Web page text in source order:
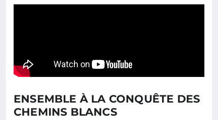
ENSEMBLE À LA CONQUÊTE DES
CHEMINS BLANCS